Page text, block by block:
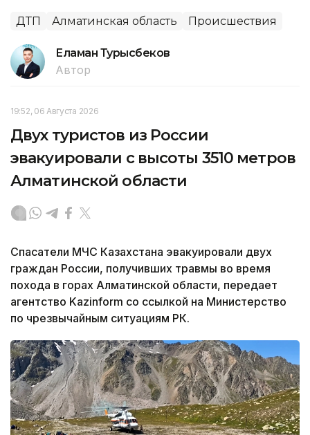
ДТП Алматинская область Происшествия
Еламан Турысбеков
Автор
19:52, 06 Августа 2026
Двух туристов из России
эвакуировали с высоты 3510 метров
Алматинской области
Спасатели МЧС Казахстана эвакуировали двух
граждан России, получивших травмы во время
похода в горах Алматинской области, передает
агентство Kazinform со ссылкой на Министерство
по чрезвычайным ситуациям РК.